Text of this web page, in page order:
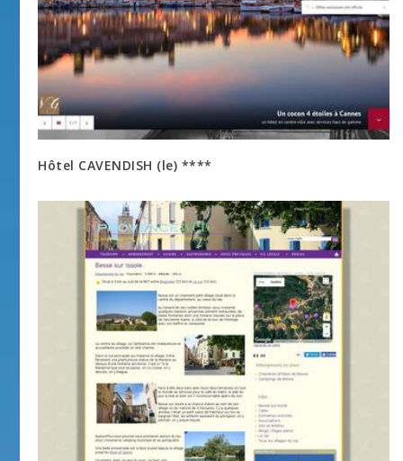
Hôtel CAVENDISH (le) ****